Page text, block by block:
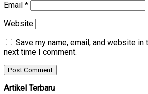
Email *
Website
Save my name, email, and website
next time I comment.
Artikel Terbaru